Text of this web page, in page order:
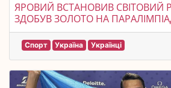
ЯРОВИЙ ВСТАНОВИВ СВІТОВИЙ
ЗДОБУВ ЗОЛОТО НА
Спорт Україна Українці